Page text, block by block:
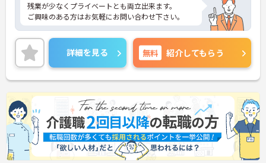
残業が少なくプライベートとも両立出来ます。
ご興味のある方はお気軽にお問い合わせ下さい。
詳細を見る 無料 紹介してもらう